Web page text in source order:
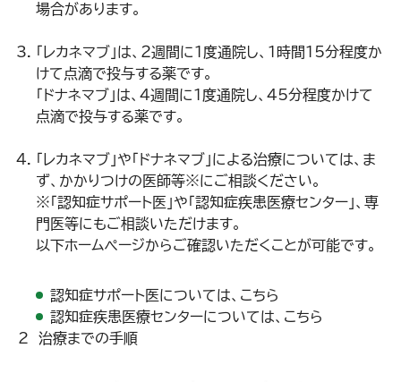
場合があります。
「レカネマブ」は、２週間に１度通院し、１時間15分程度か
けて点滴で投与する薬です。
「ドナネマブ」は、４週間に１度通院し、45分程度かけて
点滴で投与する薬です。
「レカネマブ」や「ドナネマブ」による治療については、ま
ず、かかりつけの医師等※にご相談ください。
※「認知症サポート医」や「認知症疾患医療センター」、専
門医等にもご相談いただけます。
以下ホームぺージからご確認いただくことが可能です。
認知症サポート医については、 こちら
認知症疾患医療センターについては、 こちら
2 治療までの手順